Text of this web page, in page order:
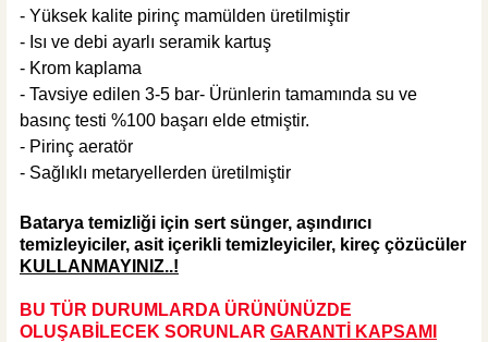
- Yüksek kalite pirinç mamülden üretilmiştir
- Isı ve debi ayarlı seramik kartuş
- Krom kaplama
- Tavsiye edilen 3-5 bar- Ürünlerin tamamında su ve
basınç testi %100 başarı elde etmiştir.
- Pirinç aeratör
- Sağlıklı metaryellerden üretilmiştir
Batarya temizliği için sert sünger, aşındırıcı
temizleyiciler, asit içerikli temizleyiciler, kireç çözücüler
KULLANMAYINIZ..!
BU TÜR DURUMLARDA ÜRÜNÜNÜZDE
OLUŞABİLECEK SORUNLAR GARANTİ KAPSAMI